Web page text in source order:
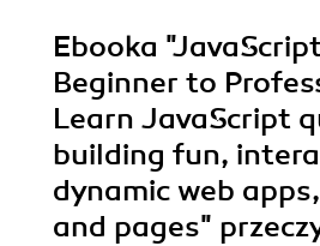
Ebooka
Beginner to
Learn JavaScript
building fun,
dynamic web
and pages"